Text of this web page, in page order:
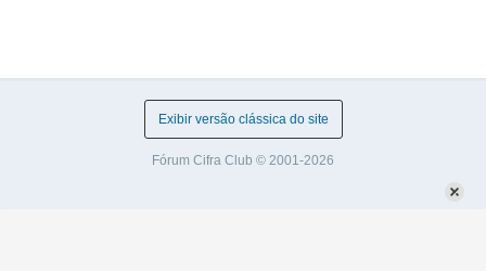
Exibir versão clássica do site
Fórum Cifra Club © 2001-2026